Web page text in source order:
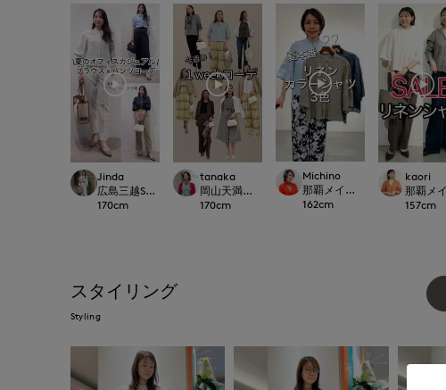
Jinda
広島三越SUPERIORCLOSET
170cm
tanaka
岡山天満屋SUPERIORCLOSET
170cm
Michino
那覇メインプレイス
162cm
kaori
那覇メ
157cm
スタイリング
Styling